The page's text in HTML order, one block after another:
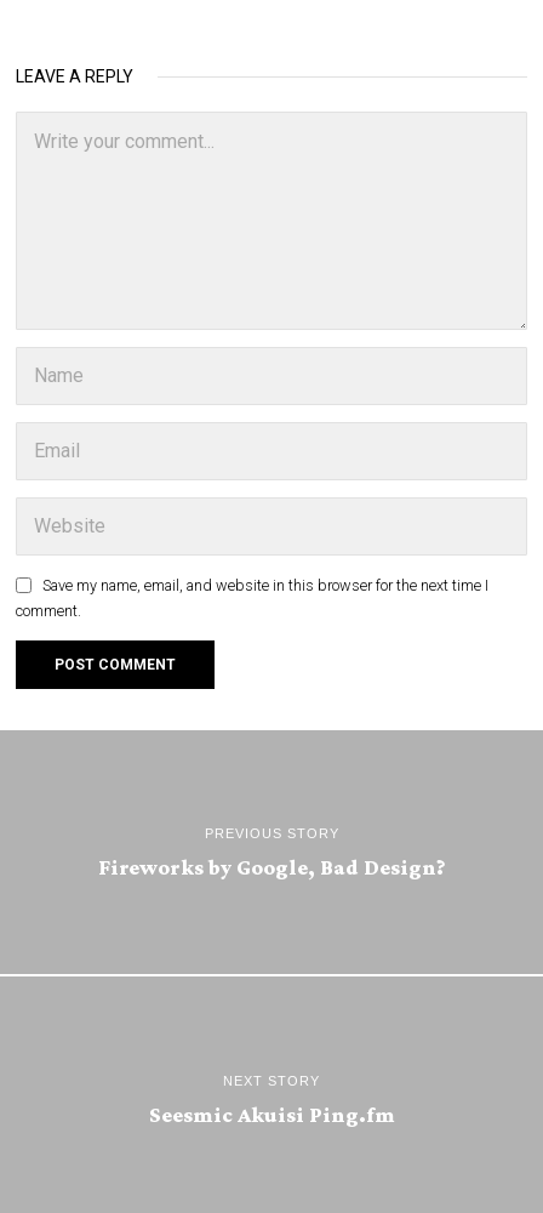
LEAVE A REPLY
Save my name, email, and website in this browser for the next time I
comment.
PREVIOUS STORY
Fireworks by Google, Bad Design?
NEXT STORY
Seesmic Akuisi Ping.fm